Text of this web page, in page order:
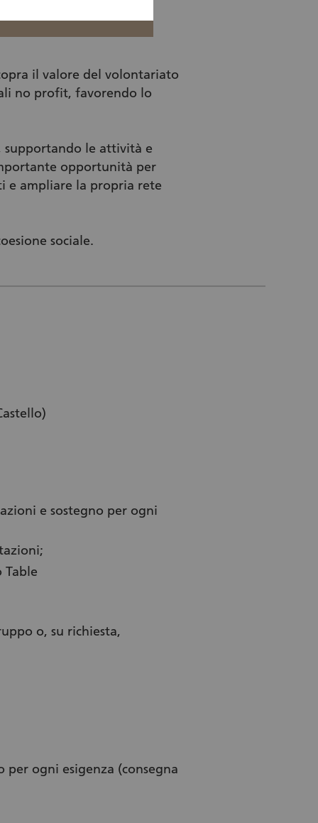
il valore del volontariato
no profit, favorendo lo
supportando le attività e
opportunità per
e ampliare la propria rete
sociale.
e sostegno per ogni
Table
o, su richiesta,
ogni esigenza (consegna